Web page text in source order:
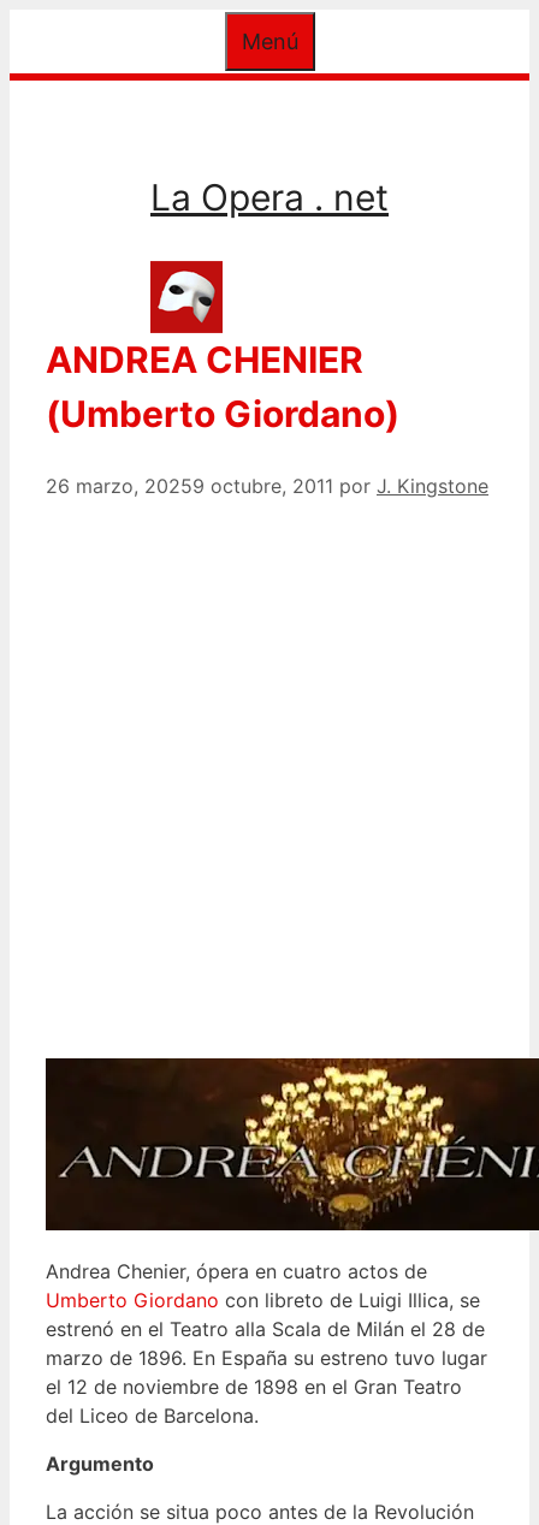
contenido
Menú
La Opera . net
ANDREA CHENIER
(Umberto Giordano)
26 marzo, 20259 octubre, 2011 por J. Kingstone
Andrea Chenier, ópera en cuatro actos de
Umberto Giordano con libreto de Luigi Illica, se
estrenó en el Teatro alla Scala de Milán el 28 de
marzo de 1896. En España su estreno tuvo lugar
el 12 de noviembre de 1898 en el Gran Teatro
del Liceo de Barcelona.
Argumento
La acción se situa poco antes de la Revolución